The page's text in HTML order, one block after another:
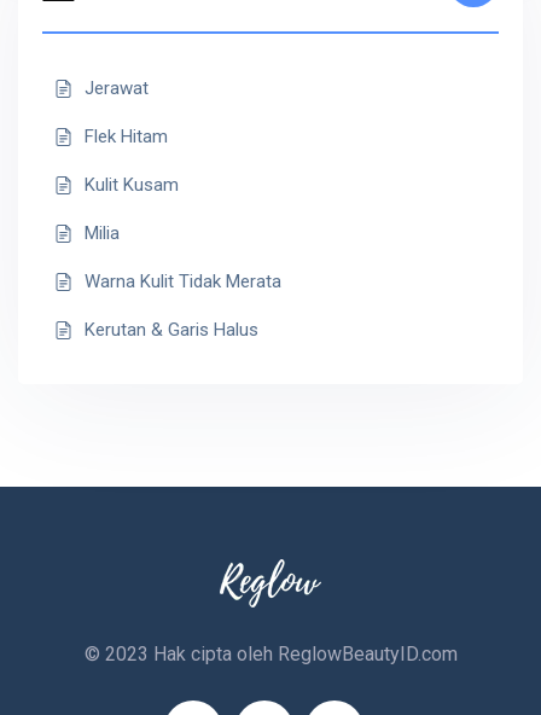
Jerawat
Flek Hitam
Kulit Kusam
Milia
Warna Kulit Tidak Merata
Kerutan & Garis Halus
© 2023 Hak cipta oleh ReglowBeautyID.com